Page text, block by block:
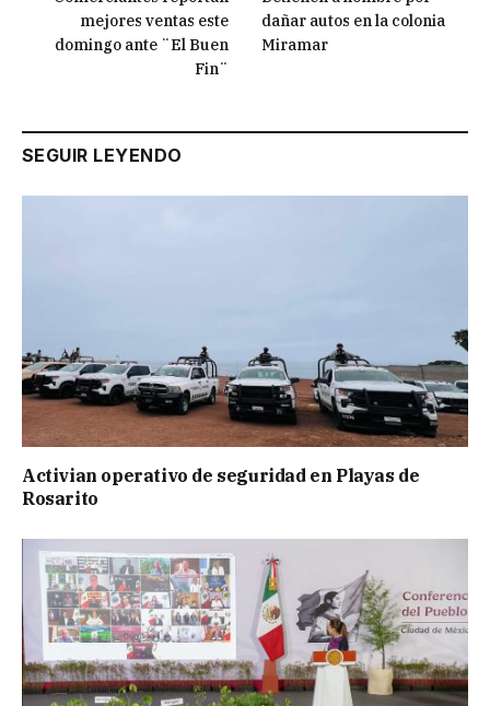
mejores ventas este
domingo ante ¨El Buen
Fin¨
dañar autos en la colonia
Miramar
SEGUIR LEYENDO
Activian operativo de seguridad en Playas de
Rosarito